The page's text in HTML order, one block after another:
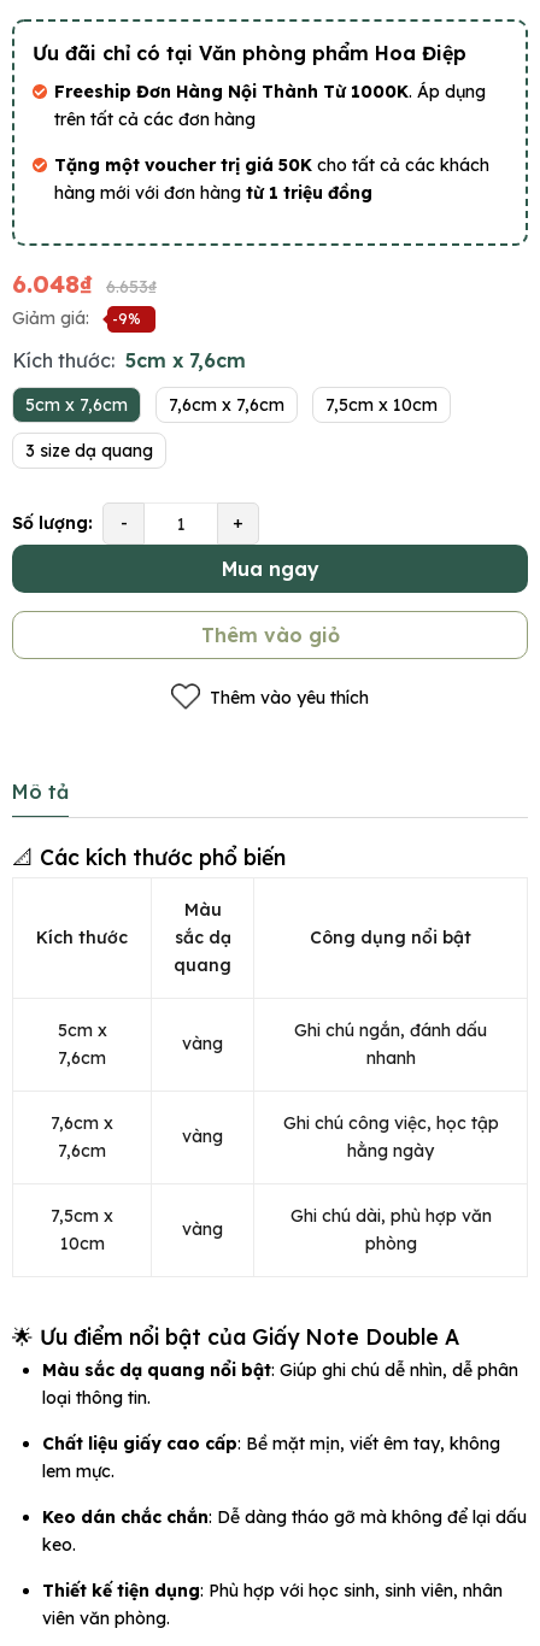
Ưu đãi chỉ có tại Văn phòng phẩm Hoa Điệp
Freeship Đơn Hàng Nội Thành Từ 1000K. Áp dụng
trên tất cả các đơn hàng
Tặng một voucher trị giá 50K cho tất cả các khách
hàng mới với đơn hàng từ 1 triệu đồng
6.048₫
6.653₫
Giảm giá:
-9%
Kích thước: 5cm x 7,6cm
5cm x 7,6cm 7,6cm x 7,6cm 7,5cm x 10cm
3 size dạ quang
Số lượng: - +
Mua ngay
Thêm vào giỏ
Thêm vào yêu thích
Mô tả
📐 Các kích thước phổ biến
Kích thước
Màu
sắc dạ
quang
Công dụng nổi bật
5cm x
7,6cm
vàng
Ghi chú ngắn, đánh dấu
nhanh
7,6cm x
7,6cm
vàng
Ghi chú công việc, học tập
hằng ngày
7,5cm x
10cm
vàng
Ghi chú dài, phù hợp văn
phòng
🌟 Ưu điểm nổi bật của Giấy Note Double A
Màu sắc dạ quang nổi bật: Giúp ghi chú dễ nhìn, dễ phân
loại thông tin.
Chất liệu giấy cao cấp: Bề mặt mịn, viết êm tay, không
lem mực.
Keo dán chắc chắn: Dễ dàng tháo gỡ mà không để lại dấu
keo.
Thiết kế tiện dụng: Phù hợp với học sinh, sinh viên, nhân
viên văn phòng.